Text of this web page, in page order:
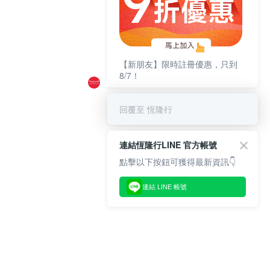
【新朋友】限時註冊優惠，只到
8/7！
回覆至 恆隆行
連結恆隆行LINE 官方帳號
點擊以下按鈕可獲得最新資訊👇
連結 LINE 帳號